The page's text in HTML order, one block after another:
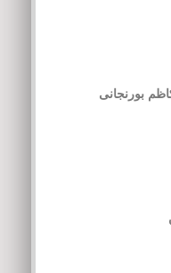
بورنجانی